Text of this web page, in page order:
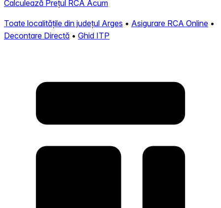
Calculează Prețul RCA Acum
Toate localitățile din județul Arges • Asigurare RCA Online •
Decontare Directă • Ghid ITP